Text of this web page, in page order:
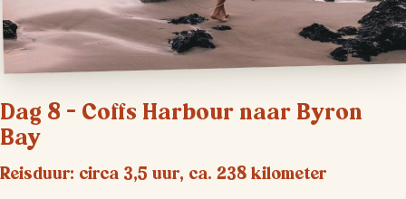
Dag 8 – Coffs Harbour naar Byron
Bay
Reisduur: circa 3,5 uur, ca. 238 kilometer